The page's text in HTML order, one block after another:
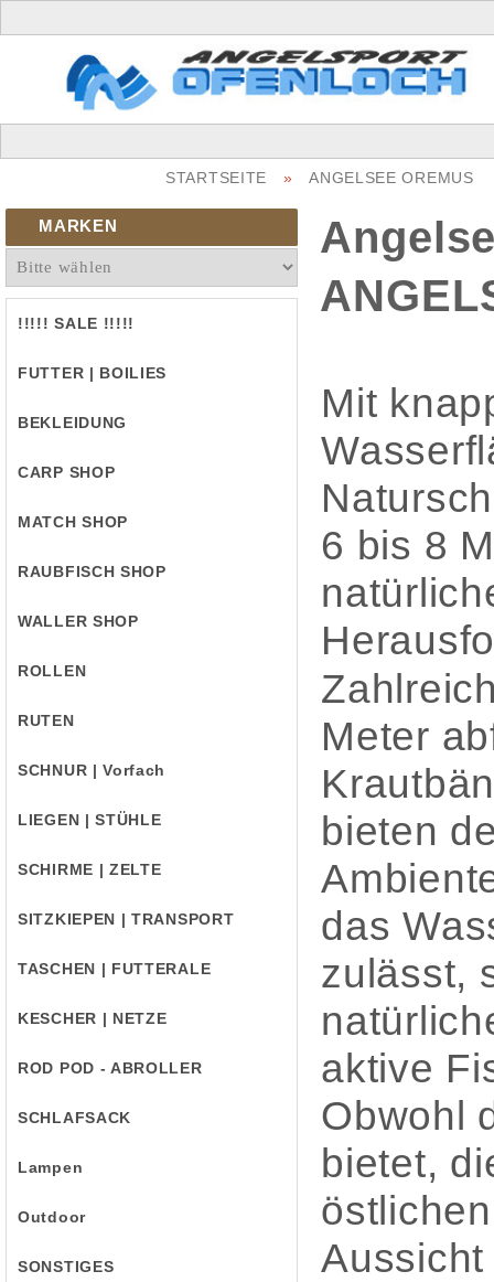
STARTSEITE » ANGELSEE OREMUS
MARKEN
!!!!! SALE !!!!!
FUTTER | BOILIES
BEKLEIDUNG
CARP SHOP
MATCH SHOP
RAUBFISCH SHOP
WALLER SHOP
ROLLEN
RUTEN
SCHNUR | Vorfach
LIEGEN | STÜHLE
SCHIRME | ZELTE
SITZKIEPEN | TRANSPORT
TASCHEN | FUTTERALE
KESCHER | NETZE
ROD POD - ABROLLER
SCHLAFSACK
Lampen
Outdoor
SONSTIGES
Mit
6 bis 8
Meter
bieten
das
zulässt,
aktive
Obwohl
bietet,